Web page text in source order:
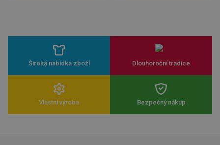
Široká nabídka zboží Dlouhoroční tradice
Vlastní výroba Bezpečný nákup